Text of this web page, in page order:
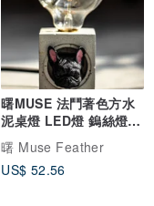
曙MUSE 法鬥著色方水
泥桌燈 LED燈 鎢絲燈泡
USB燈 擺飾 客製化
曙 Muse Feather
US$ 52.56